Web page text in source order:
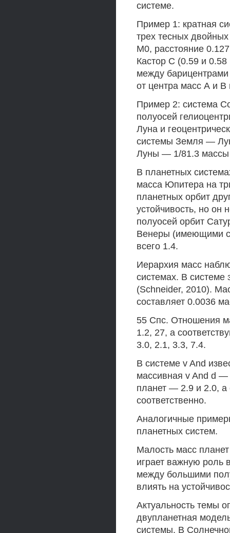
системе.
Пример 1: кратная
трех тесных
М0, расстояние
Кастор С (0.59 и
между
от центра масс А и В
Пример 2: система
полуосей
Луна и
системы Земля —
Луны — 1/81.3
В планетных
масса Юпитера на
планетных орбит
устойчивость, но он
полуосей орбит
Венеры (имеющими
всего 1.4.
Иерархия масс
системах. В системе
(Schneider, 2010).
составляет 0.0036
55 Спс. Отношения
1.2, 27, а
3.0, 2.1, 3.3, 7.4.
В системе v And
массивная v And d
планет — 2.9 и 2.0,
соответственно.
Аналогичные
планетных систем.
Малость масс
играет важную роль
между большими
влиять на
Актуальность темы
двупланетная
системы. В